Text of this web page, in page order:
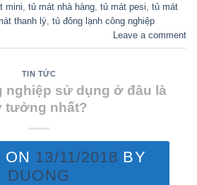
mini tủ mát nhà hàng tủ mát pesi tủ mát
thanh lý tủ đông lạnh công nghiệp
Leave a comment
TIN TỨC
nghiệp sử dụng ở đâu là
tưởng nhất?
ON 13/11/2018 BY
DUONG